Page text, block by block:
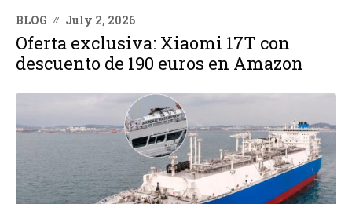
BLOG July 2, 2026
Oferta exclusiva: Xiaomi 17T con
descuento de 190 euros en Amazon